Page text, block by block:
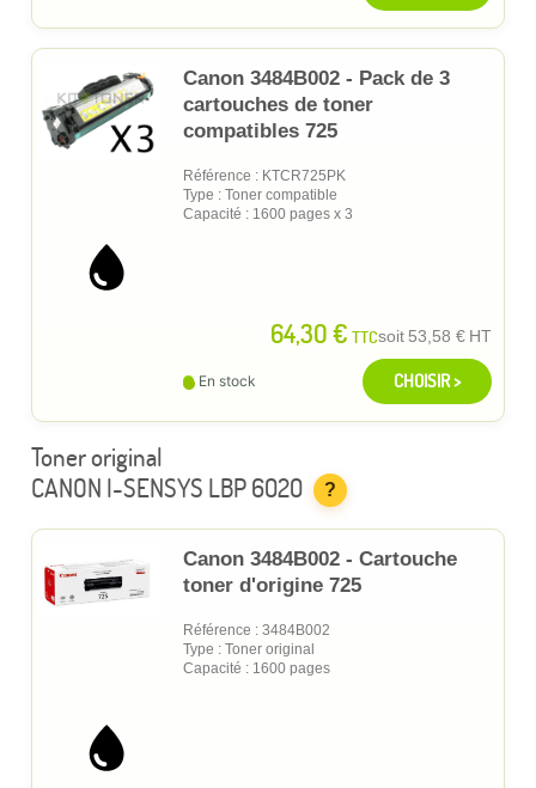
Canon 3484B002 - Pack de 3
cartouches de toner
compatibles 725
Référence : KTCR725PK
Type : Toner compatible
Capacité : 1600 pages x 3
64,30 € TTCsoit 53,58 € HT
En stock CHOISIR >
Toner original
CANON I-SENSYS LBP 6020
?
Canon 3484B002 - Cartouche
toner d'origine 725
Référence : 3484B002
Type : Toner original
Capacité : 1600 pages